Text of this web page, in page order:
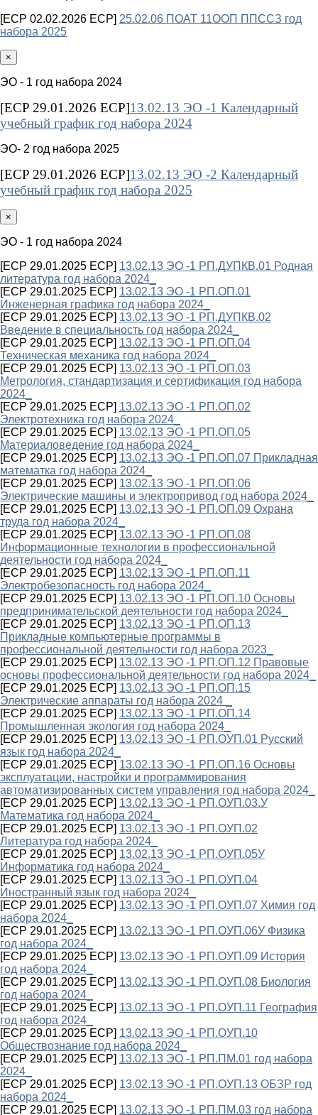
[ECP 02.02.2026 ECP] 25.02.06 ПОАТ 11ООП ППССЗ год
набора 2025
×
ЭО - 1 год набора 2024
[ECP 29.01.2026 ECP]13.02.13 ЭО -1 Календарный
учебный график год набора 2024
ЭО- 2 год набора 2025
[ECP 29.01.2026 ECP]13.02.13 ЭО -2 Календарный
учебный график год набора 2025
×
ЭО - 1 год набора 2024
[ECP 29.01.2025 ECP] 13.02.13 ЭО -1 РП.ДУПКВ.01 Родная
литература год набора 2024_
[ECP 29.01.2025 ECP] 13.02.13 ЭО -1 РП.ОП.01
Инженерная графика год набора 2024_
[ECP 29.01.2025 ECP] 13.02.13 ЭО -1 РП.ДУПКВ.02
Введение в специальность год набора 2024_
[ECP 29.01.2025 ECP] 13.02.13 ЭО -1 РП.ОП.04
Техническая механика год набора 2024_
[ECP 29.01.2025 ECP] 13.02.13 ЭО -1 РП.ОП.03
Метрология, стандартизация и сертификация год набора
2024_
[ECP 29.01.2025 ECP] 13.02.13 ЭО -1 РП.ОП.02
Электротехника год набора 2024_
[ECP 29.01.2025 ECP] 13.02.13 ЭО -1 РП.ОП.05
Материаловедение год набора 2024_
[ECP 29.01.2025 ECP] 13.02.13 ЭО -1 РП.ОП.07 Прикладная
математка год набора 2024_
[ECP 29.01.2025 ECP] 13.02.13 ЭО -1 РП.ОП.06
Электрические машины и электропривод год набора 2024_
[ECP 29.01.2025 ECP] 13.02.13 ЭО -1 РП.ОП.09 Охрана
труда год набора 2024_
[ECP 29.01.2025 ECP] 13.02.13 ЭО -1 РП.ОП.08
Информационные технологии в профессиональной
деятельности год набора 2024_
[ECP 29.01.2025 ECP] 13.02.13 ЭО -1 РП.ОП.11
Электробезопасность год набора 2024_
[ECP 29.01.2025 ECP] 13.02.13 ЭО -1 РП.ОП.10 Основы
предпринимательской деятельности год набора 2024_
[ECP 29.01.2025 ECP] 13.02.13 ЭО -1 РП.ОП.13
Прикладные компьютерные программы в
профессиональной деятельности год набора 2023_
[ECP 29.01.2025 ECP] 13.02.13 ЭО -1 РП.ОП.12 Правовые
основы профессиональной деятельности год набора 2024_
[ECP 29.01.2025 ECP] 13.02.13 ЭО -1 РП.ОП.15
Электрические аппараты год набора 2024 _
[ECP 29.01.2025 ECP] 13.02.13 ЭО -1 РП.ОП.14
Промышленная экология год набора 2024_
[ECP 29.01.2025 ECP] 13.02.13 ЭО -1 РП.ОУП.01 Русский
язык год набора 2024_
[ECP 29.01.2025 ECP] 13.02.13 ЭО -1 РП.ОП.16 Основы
эксплуатации, настройки и программирования
автоматизированных систем управления год набора 2024_
[ECP 29.01.2025 ECP] 13.02.13 ЭО -1 РП.ОУП.03.У
Математика год набора 2024_
[ECP 29.01.2025 ECP] 13.02.13 ЭО -1 РП.ОУП.02
Литература год набора 2024_
[ECP 29.01.2025 ECP] 13.02.13 ЭО -1 РП.ОУП.05У
Информатика год набора 2024_
[ECP 29.01.2025 ECP] 13.02.13 ЭО -1 РП.ОУП.04
Иностранный язык год набора 2024_
[ECP 29.01.2025 ECP] 13.02.13 ЭО -1 РП.ОУП.07 Химия год
набора 2024_
[ECP 29.01.2025 ECP] 13.02.13 ЭО -1 РП.ОУП.06У Физика
год набора 2024_
[ECP 29.01.2025 ECP] 13.02.13 ЭО -1 РП.ОУП.09 История
год набора 2024_
[ECP 29.01.2025 ECP] 13.02.13 ЭО -1 РП.ОУП.08 Биология
год набора 2024_
[ECP 29.01.2025 ECP] 13.02.13 ЭО -1 РП.ОУП.11 География
год набора 2024_
[ECP 29.01.2025 ECP] 13.02.13 ЭО -1 РП.ОУП.10
Обществознание год набора 2024_
[ECP 29.01.2025 ECP] 13.02.13 ЭО -1 РП.ПМ.01 год набора
2024_
[ECP 29.01.2025 ECP] 13.02.13 ЭО -1 РП.ОУП.13 ОБЗР год
набора 2024_
[ECP 29.01.2025 ECP] 13.02.13 ЭО -1 РП.ПМ.03 год набора